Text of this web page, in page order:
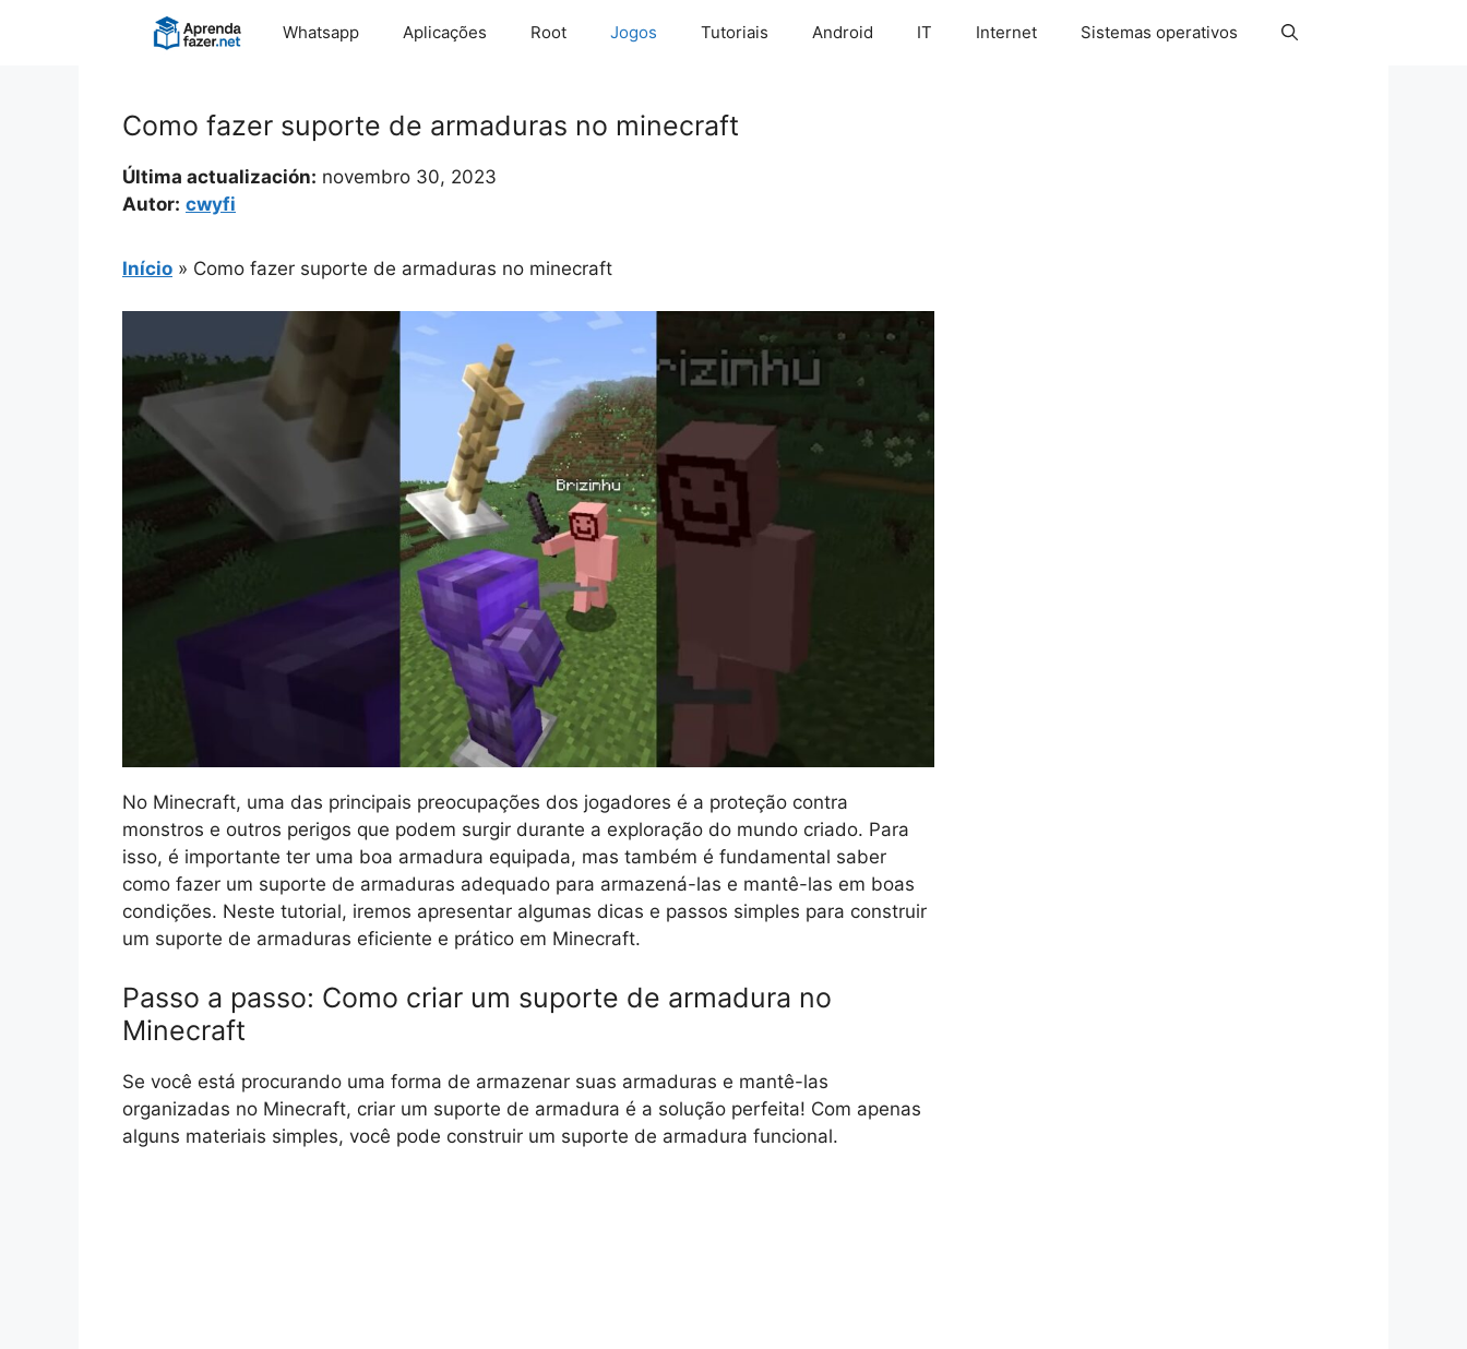
Whatsapp Aplicações Root Jogos Tutoriais Android IT Internet Sistemas operativos
Como fazer suporte de armaduras no minecraft
Última actualización: novembro 30, 2023
Autor: cwyfi
Início » Como fazer suporte de armaduras no minecraft
No Minecraft, uma das principais preocupações dos jogadores é a proteção contra
monstros e outros perigos que podem surgir durante a exploração do mundo criado. Para
isso, é importante ter uma boa armadura equipada, mas também é fundamental saber
como fazer um suporte de armaduras adequado para armazená-las e mantê-las em boas
condições. Neste tutorial, iremos apresentar algumas dicas e passos simples para construir
um suporte de armaduras eficiente e prático em Minecraft.
Passo a passo: Como criar um suporte de armadura no
Minecraft
Se você está procurando uma forma de armazenar suas armaduras e mantê-las
organizadas no Minecraft, criar um suporte de armadura é a solução perfeita! Com apenas
alguns materiais simples, você pode construir um suporte de armadura funcional.